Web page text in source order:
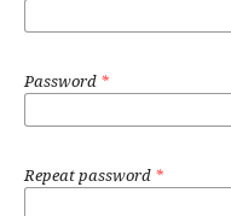
Password *
Repeat password *